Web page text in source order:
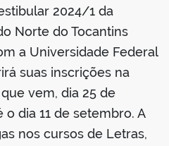
2024/1 da
Norte do Tocantins
a Universidade Federal
suas inscrições na
vem, dia 25 de
o dia 11 de setembro. A
nos cursos de Letras,